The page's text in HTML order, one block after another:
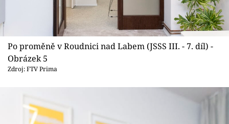
Po proměně v Roudnici nad Labem (JSSS III. - 7. díl) -
Obrázek 5
Zdroj: FTV Prima